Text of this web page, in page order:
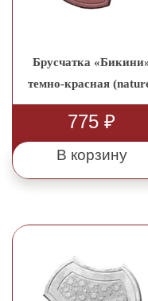
Брусчатка
темно-красная
775₽
В корзину